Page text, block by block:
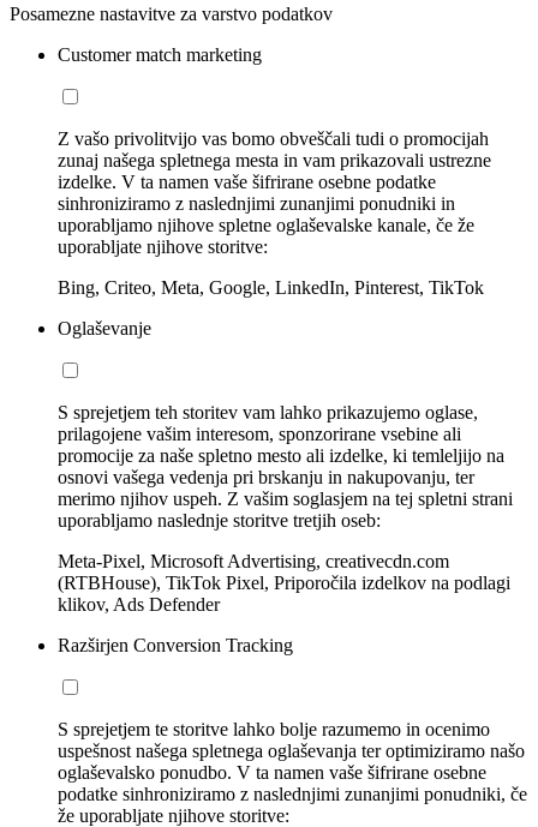
Posamezne nastavitve za varstvo podatkov
Customer match marketing
Z vašo privolitvijo vas bomo obveščali tudi o promocijah
zunaj našega spletnega mesta in vam prikazovali ustrezne
izdelke. V ta namen vaše šifrirane osebne podatke
sinhroniziramo z naslednjimi zunanjimi ponudniki in
uporabljamo njihove spletne oglaševalske kanale, če že
uporabljate njihove storitve:
Bing, Criteo, Meta, Google, LinkedIn, Pinterest, TikTok
Oglaševanje
S sprejetjem teh storitev vam lahko prikazujemo oglase,
prilagojene vašim interesom, sponzorirane vsebine ali
promocije za naše spletno mesto ali izdelke, ki temleljijo na
osnovi vašega vedenja pri brskanju in nakupovanju, ter
merimo njihov uspeh. Z vašim soglasjem na tej spletni strani
uporabljamo naslednje storitve tretjih oseb:
Meta-Pixel, Microsoft Advertising, creativecdn.com
(RTBHouse), TikTok Pixel, Priporočila izdelkov na podlagi
klikov, Ads Defender
Razširjen Conversion Tracking
S sprejetjem te storitve lahko bolje razumemo in ocenimo
uspešnost našega spletnega oglaševanja ter optimiziramo našo
oglaševalsko ponudbo. V ta namen vaše šifrirane osebne
podatke sinhroniziramo z naslednjimi zunanjimi ponudniki, če
že uporabljate njihove storitve: